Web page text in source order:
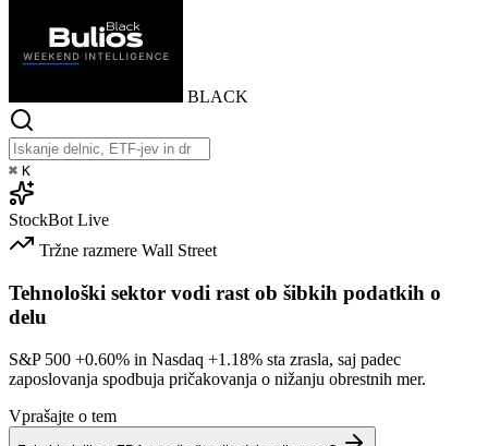
BLACK
⌘ K
StockBot Live
Tržne razmere Wall Street
Tehnološki sektor vodi rast ob šibkih podatkih o
delu
S&P 500 +0.60% in Nasdaq +1.18% sta zrasla, saj padec
zaposlovanja spodbuja pričakovanja o nižanju obrestnih mer.
Vprašajte o tem